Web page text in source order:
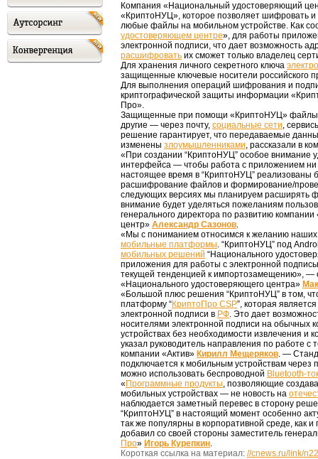
Компания «Национальный удостоверяющий
«КриптоНУЦ», которое позволяет шифровать
любые файлы на мобильном устройстве. Как
удостоверяющем центре», для работы
электронной подписи, что дает возможность
расшифровать их сможет только владелец
Для хранения личного секретного ключа
защищенные ключевые носители российского
Для выполнения операций шифрования и
криптографической защиты информации
Про».
Защищенные при помощи «КриптоНУЦ» файлы
другие — через почту, социальные сети,
решение гарантирует, что передаваемые
изменены злоумышленниками, рассказали в
«При создании “КриптоНУЦ” особое внимание
интерфейса — чтобы работа с приложением ни
настоящее время в “КриптоНУЦ”
расшифрование файлов и формирование/
следующих версиях мы планируем расширять
внимание будет уделяться пожеланиям
генерального директора по развитию
центр» Александр Сазонов.
«Мы с пониманием относимся к желанию наших
мобильные платформы. “КриптоНУЦ” под
мобильных решений “Национального
приложения для работы с электронной
текущей тенденцией к импортозамещению», —
«Национального удостоверяющего центра»
«Большой плюс решения “КриптоНУЦ” в том,
платформу “КриптоПро CSP”, которая
электронной подписи в РФ. Это дает
носителями электронной подписи на обычных
устройствах без необходимости извлечения и
указал руководитель направления по работе с
компании «Актив» Кирилл Мещеряков. —
подключается к мобильным устройствам через
можно использовать беспроводной Bluetooth-
« Программные продукты, позволяющие
мобильных устройствах — не новость на
наблюдается заметный перевес в сторону
“КриптоНУЦ” в настоящий момент особенно
так же популярны в корпоративной среде, как и
добавил со своей стороны заместитель
Про» Игорь Курепкин.
Короткая ссылка на материал: //cnews.ru/link/